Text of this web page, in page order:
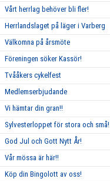
Vårt herrlag behöver bli fler!
Herrlandslaget på läger i Varberg
Välkomna på årsmöte
Föreningen söker Kassör!
Tvååkers cykelfest
Medlemserbjudande
Vi hämtar din gran!!
Sylvesterloppet för stora och små!
God Jul och Gott Nytt År!
Vår mössa är här!!
Köp din Bingolott av oss!